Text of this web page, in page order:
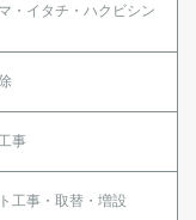
・イタチ・ハクビシン
事
工事・取替・増設